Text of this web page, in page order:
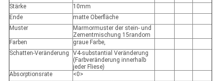
Stärke
10mm
Ende
matte Oberfläche
Muster
Marmormuster der stein- und
Zementmischung 15random
Farben
graue Farbe,
Schatten-Veränderung
V4-substantial Veränderung
(Farbveränderung innerhalb
jeder Fliese)
Absorptionsrate
<0>